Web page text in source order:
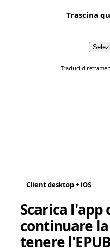
Trascina
Traduci
Client desktop + iOS
Scarica
continuare
tenere